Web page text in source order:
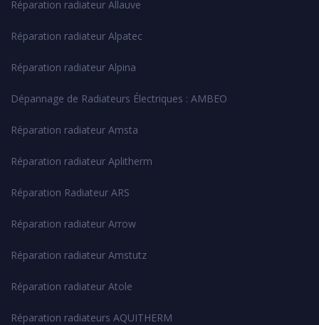
Réparation radiateur Allauve
Réparation radiateur Alpatec
Réparation radiateur Alpina
Dépannage de Radiateurs Électriques : AMBEO
Réparation radiateur Amsta
Réparation radiateur Aplitherm
Réparation Radiateur ARS
Réparation radiateur Arrow
Réparation radiateur Amstutz
Réparation radiateur Atole
Réparation radiateurs AQUITHERM